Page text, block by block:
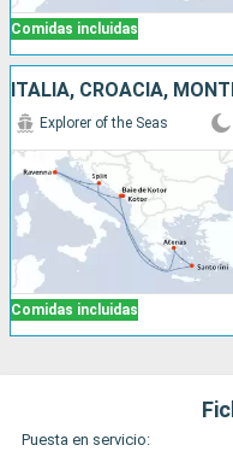
Comidas incluidas
ITALIA, CROACIA,
Comidas incluidas
Explorer of the Seas
Puesta en servicio: